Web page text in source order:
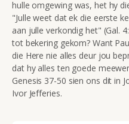
hulle omgewing was, het hy
"Julle weet dat ek die eerste
aan julle verkondig het" (Gal.
tot bekering gekom? Want
die Here nie alles deur jou
dat hy alles ten goede
Genesis 37-50 sien ons dit in
Ivor Jefferies.